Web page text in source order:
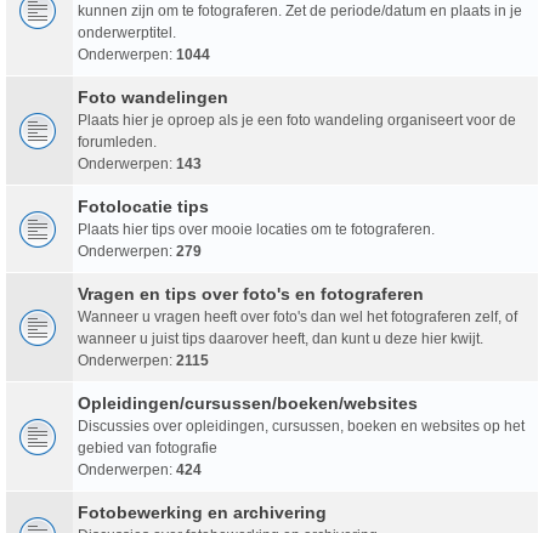
kunnen zijn om te fotograferen. Zet de periode/datum en plaats in je
onderwerptitel.
Onderwerpen: 1044
Foto wandelingen
Plaats hier je oproep als je een foto wandeling organiseert voor de
forumleden.
Onderwerpen: 143
Fotolocatie tips
Plaats hier tips over mooie locaties om te fotograferen.
Onderwerpen: 279
Vragen en tips over foto's en fotograferen
Wanneer u vragen heeft over foto's dan wel het fotograferen zelf, of
wanneer u juist tips daarover heeft, dan kunt u deze hier kwijt.
Onderwerpen: 2115
Opleidingen/cursussen/boeken/websites
Discussies over opleidingen, cursussen, boeken en websites op het
gebied van fotografie
Onderwerpen: 424
Fotobewerking en archivering